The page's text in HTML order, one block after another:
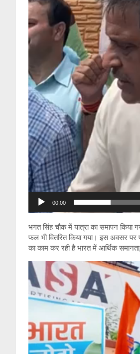
00:00
भगत सिंह चौक में यात्रा का समापन किया
फल भी वितरित किया गया। इस अवसर पर
का काम कर रही है भारत में आर्थिक